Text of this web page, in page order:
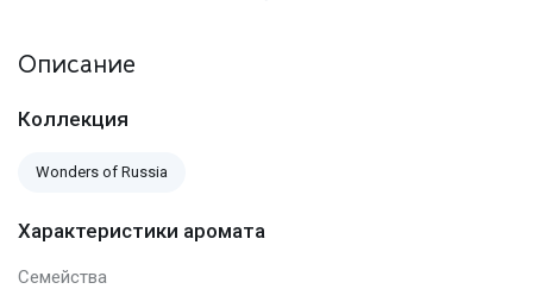
Описание
Коллекция
Wonders of Russia
Характеристики аромата
Семейства